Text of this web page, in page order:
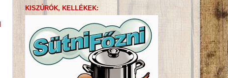
KISZÚRÓK, KELLÉKEK: